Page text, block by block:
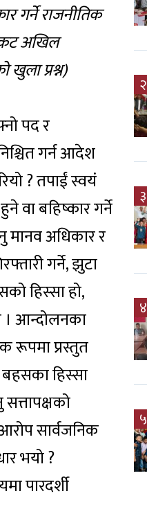
गर्ने राजनीतिक
अखिल
खुला प्रश्न)
पद र
गर्न आदेश
? तपाईं स्वयं
वा बहिष्कार गर्ने
मानव अधिकार र
गर्ने, झुटा
हिस्सा हो,
। आन्दोलनका
रूपमा प्रस्तुत
हिस्सा
सार्वजनिक
भयो ?
पारदर्शी
२
३
४
५